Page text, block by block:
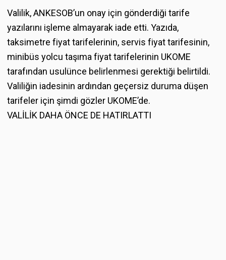
Valilik, ANKESOB’un onay için gönderdiği tarife
yazılarını işleme almayarak iade etti. Yazıda,
taksimetre fiyat tarifelerinin, servis fiyat tarifesinin,
minibüs yolcu taşıma fiyat tarifelerinin UKOME
tarafından usulünce belirlenmesi gerektiği belirtildi.
Valiliğin iadesinin ardından geçersiz duruma düşen
tarifeler için şimdi gözler UKOME’de.
VALİLİK DAHA ÖNCE DE HATIRLATTI